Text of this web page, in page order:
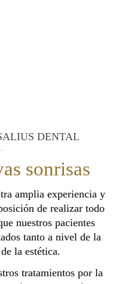
DENTAL
sonrisas
amplia experiencia y
de realizar todo
nuestros pacientes
tanto a nivel de la
la estética.
tratamientos por la